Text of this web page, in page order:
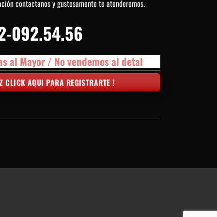
contactanos y gustosamente te atenderemos.
092.54.56
al Mayor / No vendemos al detal
CLICK AQUI PARA REGISTRARTE !